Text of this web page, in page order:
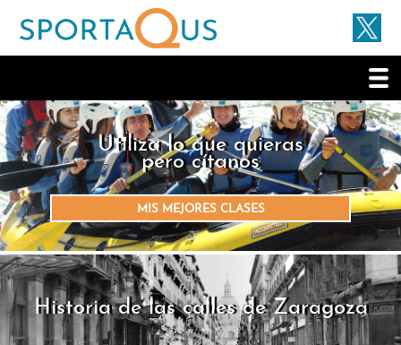
Utiliza lo que quieras
pero cítanos
MIS MEJORES CLASES
Historia de las calles de Zaragoza